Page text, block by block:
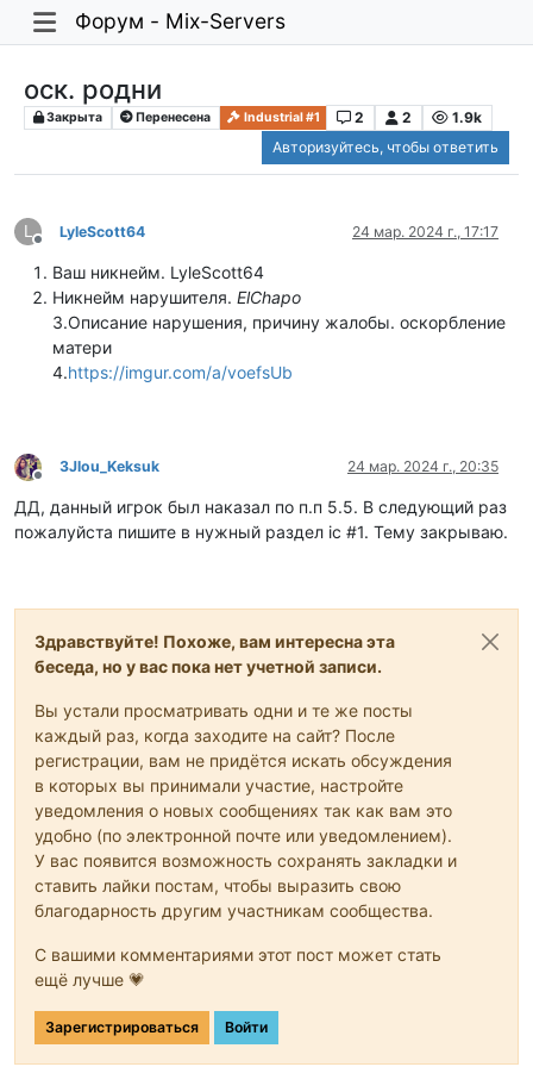
Форум - Mix-Servers
оск. родни
Закрыта Перенесена Industrial #1 2 2
1.9k
Авторизуйтесь, чтобы ответить
L
Не в сети
LyleScott64 24 мар. 2024 г., 17:17
Ваш никнейм. LyleScott64
Никнейм нарушителя. ElChapo
3.Описание нарушения, причину жалобы. оскорбление
матери
4.https://imgur.com/a/voefsUb
Не в сети
3Jlou_Keksuk 24 мар. 2024 г., 20:35
ДД, данный игрок был наказал по п.п 5.5. В следующий раз
пожалуйста пишите в нужный раздел ic #1. Тему закрываю.
Здравствуйте! Похоже, вам интересна эта
беседа, но у вас пока нет учетной записи.
Вы устали просматривать одни и те же посты
каждый раз, когда заходите на сайт? После
регистрации, вам не придётся искать обсуждения
в которых вы принимали участие, настройте
уведомления о новых сообщениях так как вам это
удобно (по электронной почте или уведомлением).
У вас появится возможность сохранять закладки и
ставить лайки постам, чтобы выразить свою
благодарность другим участникам сообщества.
С вашими комментариями этот пост может стать
ещё лучше 💗
Зарегистрироваться Войти